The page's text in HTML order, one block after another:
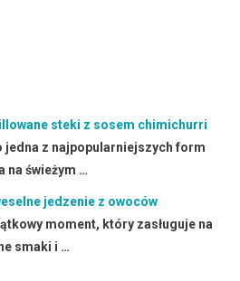
steki z sosem chimichurri
jedna z najpopularniejszych form
na świeżym …
jedzenie z owoców
moment, który zasługuje na
smaki i …